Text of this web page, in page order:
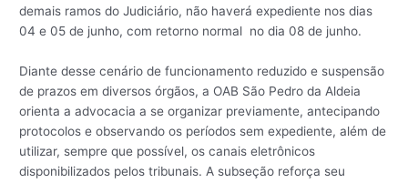
demais ramos do Judiciário, não haverá expediente nos dias
04 e 05 de junho, com retorno normal no dia 08 de junho.
Diante desse cenário de funcionamento reduzido e suspensão
de prazos em diversos órgãos, a OAB São Pedro da Aldeia
orienta a advocacia a se organizar previamente, antecipando
protocolos e observando os períodos sem expediente, além de
utilizar, sempre que possível, os canais eletrônicos
disponibilizados pelos tribunais. A subseção reforça seu